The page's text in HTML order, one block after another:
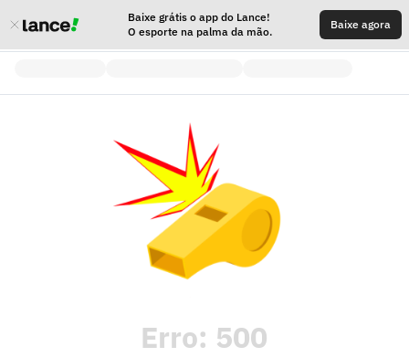
Baixe grátis o app do Lance!
O esporte na palma da mão.
Baixe agora
Erro: 500